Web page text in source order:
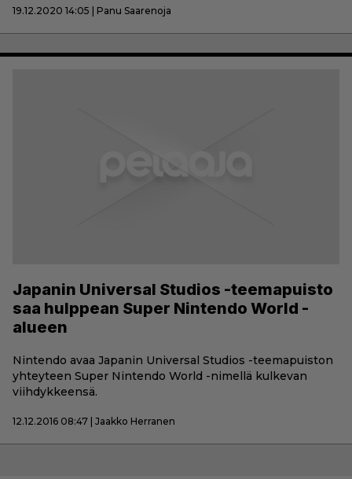
19.12.2020 14:05 | Panu Saarenoja
Japanin Universal Studios -teemapuisto
saa hulppean Super Nintendo World -
alueen
Nintendo avaa Japanin Universal Studios -teemapuiston
yhteyteen Super Nintendo World -nimellä kulkevan
viihdykkeensä.
12.12.2016 08:47 | Jaakko Herranen